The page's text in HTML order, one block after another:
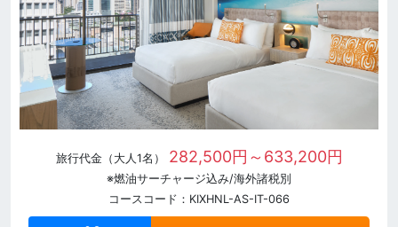
旅行代金（大人1名） 282,500円～633,200円
※燃油サーチャージ込み/海外諸税別
コースコード：KIXHNL-AS-IT-066